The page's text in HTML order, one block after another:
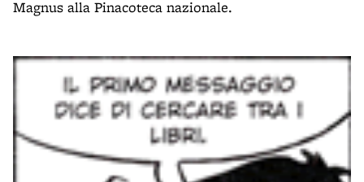
Magnus alla Pinacoteca nazionale.